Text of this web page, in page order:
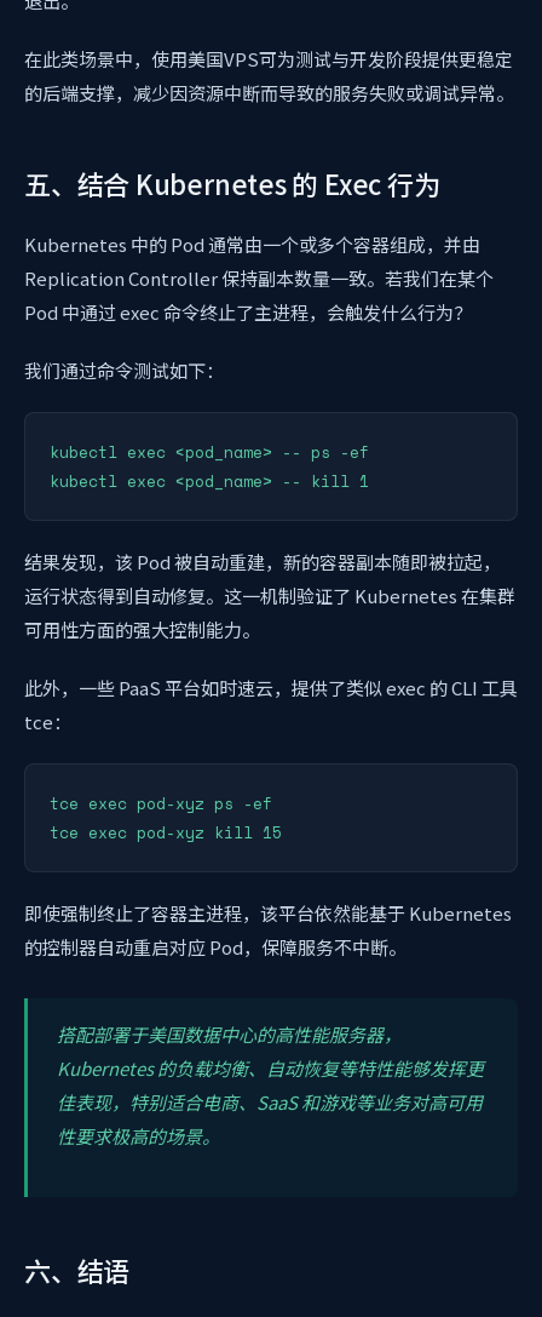
在此类场景中，使用美国VPS可为测试与开发阶段提供更稳定
的后端支撑，减少因资源中断而导致的服务失败或调试异常。
五、结合 Kubernetes 的 Exec 行为
Kubernetes 中的 Pod 通常由一个或多个容器组成，并由
Replication Controller 保持副本数量一致。若我们在某个
Pod 中通过 exec 命令终止了主进程，会触发什么行为？
我们通过命令测试如下：
kubectl exec <pod_name> -- ps -ef
结果发现，该 Pod 被自动重建，新的容器副本随即被拉起，
运行状态得到自动修复。这一机制验证了 Kubernetes 在集群
可用性方面的强大控制能力。
此外，一些 PaaS 平台如时速云，提供了类似 exec 的 CLI 工具
tce：
tce exec pod-xyz ps -ef
即使强制终止了容器主进程，该平台依然能基于 Kubernetes
的控制器自动重启对应 Pod，保障服务不中断。
搭配部署于美国数据中心的高性能服务器，
Kubernetes 的负载均衡、自动恢复等特性能够发挥更
佳表现，特别适合电商、SaaS 和游戏等业务对高可用
性要求极高的场景。
六、结语